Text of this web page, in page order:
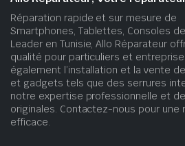
Réparation rapide et sur mesure de
Smartphones, Tablettes, Consoles
Leader en Tunisie, Allo Réparateur
qualité pour particuliers et
également l’installation et la vente
et gadgets tels que des serrures
notre expertise professionnelle et
originales. Contactez-nous pour une
efficace.